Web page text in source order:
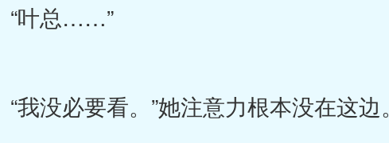
“叶总……”
“我没必要看。”她注意力根本没在这边。